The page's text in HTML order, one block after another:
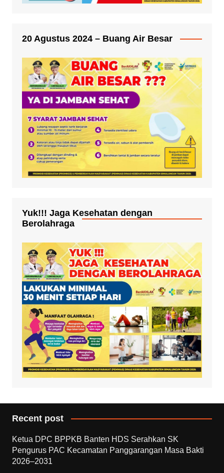
20 Agustus 2024 – Buang Air Besar
Yuk!!! Jaga Kesehatan dengan
Berolahraga
Recent post
Ketua DPC BPPKB Banten HDS Serahkan SK
Pengurus PAC Kecamatan Panggarangan Masa Bakti
2026–2031